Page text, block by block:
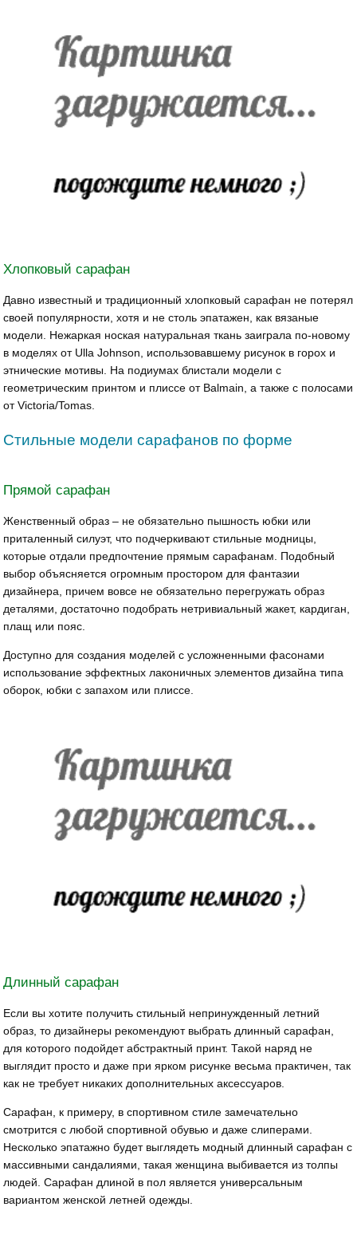
Хлопковый сарафан
Давно известный и традиционный хлопковый сарафан не потерял
своей популярности, хотя и не столь эпатажен, как вязаные
модели. Нежаркая ноская натуральная ткань заиграла по-новому
в моделях от Ulla Johnson, использовавшему рисунок в горох и
этнические мотивы. На подиумах блистали модели с
геометрическим принтом и плиссе от Balmain, а также с полосами
от Victoria/Tomas.
Стильные модели сарафанов по форме
Прямой сарафан
Женственный образ – не обязательно пышность юбки или
приталенный силуэт, что подчеркивают стильные модницы,
которые отдали предпочтение прямым сарафанам. Подобный
выбор объясняется огромным простором для фантазии
дизайнера, причем вовсе не обязательно перегружать образ
деталями, достаточно подобрать нетривиальный жакет, кардиган,
плащ или пояс.
Доступно для создания моделей с усложненными фасонами
использование эффектных лаконичных элементов дизайна типа
оборок, юбки с запахом или плиссе.
Длинный сарафан
Если вы хотите получить стильный непринужденный летний
образ, то дизайнеры рекомендуют выбрать длинный сарафан,
для которого подойдет абстрактный принт. Такой наряд не
выглядит просто и даже при ярком рисунке весьма практичен, так
как не требует никаких дополнительных аксессуаров.
Сарафан, к примеру, в спортивном стиле замечательно
смотрится с любой спортивной обувью и даже слиперами.
Несколько эпатажно будет выглядеть модный длинный сарафан с
массивными сандалиями, такая женщина выбивается из толпы
людей. Сарафан длиной в пол является универсальным
вариантом женской летней одежды.